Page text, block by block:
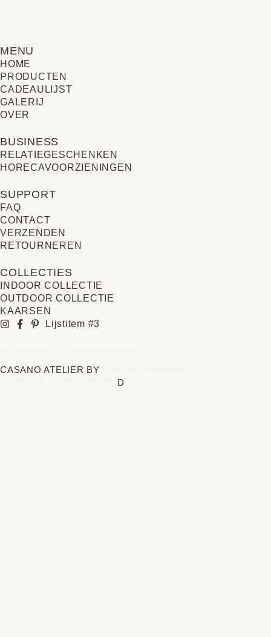
MENU
HOME
PRODUCTEN
CADEAULIJST
GALERIJ
OVER
BUSINESS
RELATIE­GESCHENKEN
HORECAVOORZIENINGEN
SUPPORT
FAQ
CONTACT
VERZENDEN
RETOURNEREN
COLLECTIES
INDOOR COLLECTIE
OUTDOOR COLLECTIE
KAARSEN
Lijstitem #3
CASANO ATELIER BY
D